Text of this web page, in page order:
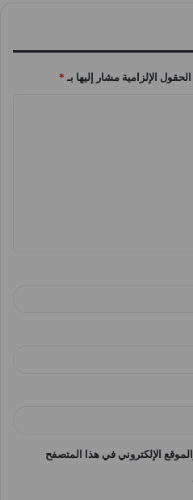
الحقول الإلزامية مشار إليها بـ *
الإلكتروني في هذا المتصفح